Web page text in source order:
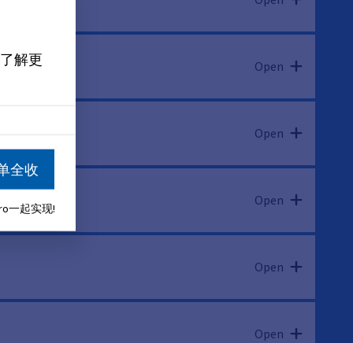
Open
Open
Open
Open
Open
解更
全收
一起实现!